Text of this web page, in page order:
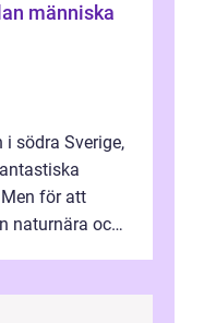
i södra Sverige,
för att
naturnära och